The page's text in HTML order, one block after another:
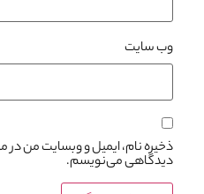
وب‌ سایت
ذخیره نام، ایمیل و وبسایت من در
دیدگاهی می‌نویسم.